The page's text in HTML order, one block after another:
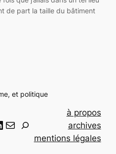
de part la taille du bâtiment
et politique
Email
à propos
archives
mentions légales